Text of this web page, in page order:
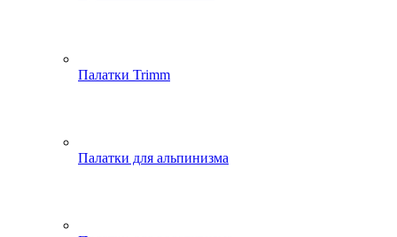
Палатки Trimm
Палатки для альпинизма